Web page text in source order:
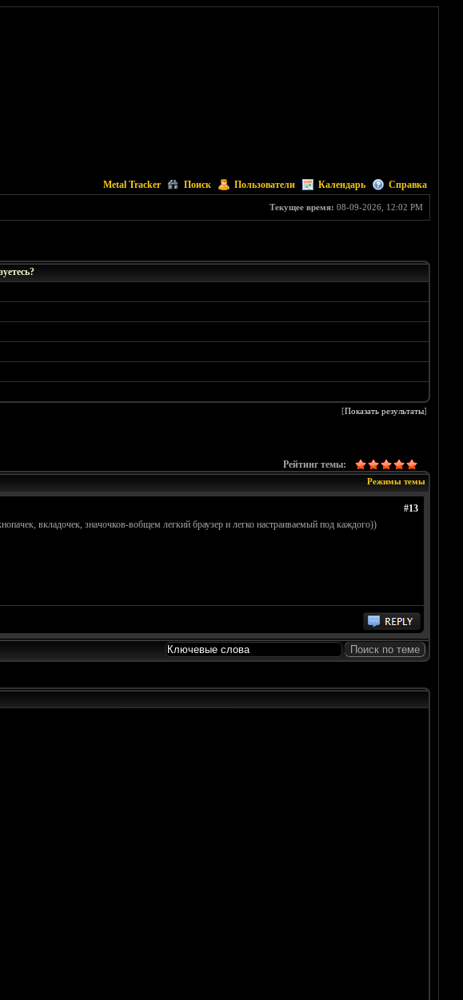
Metal Tracker Поиск Пользователи Календарь Справка
Текущее время: 08-09-2026, 12:02 PM
[Показать результаты]
Рейтинг темы:
Режимы темы
#13
вкладочек, значочков-вобщем легкий браузер и легко настраиваемый под каждого))